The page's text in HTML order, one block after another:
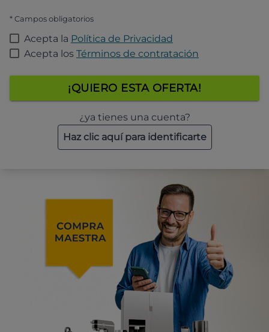
* Campos obligatorios
Acepta la Política de Privacidad
Acepta los Términos de contratación
¡QUIERO ESTA OFERTA!
¿ya tienes una cuenta?
Haz clic aquí para identificarte